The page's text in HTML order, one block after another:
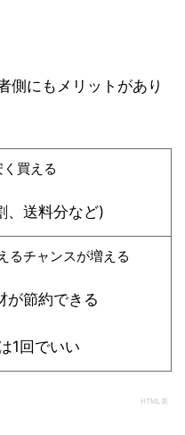
側にもメリットがあり
く買える
、送料分など)
るチャンスが増える
が節約できる
1回でいい
HTML表